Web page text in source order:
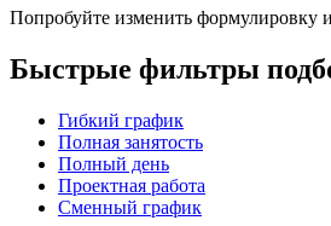
Попробуйте изменить формулировку
Быстрые фильтры
Гибкий график
Полная занятость
Полный день
Проектная работа
Сменный график